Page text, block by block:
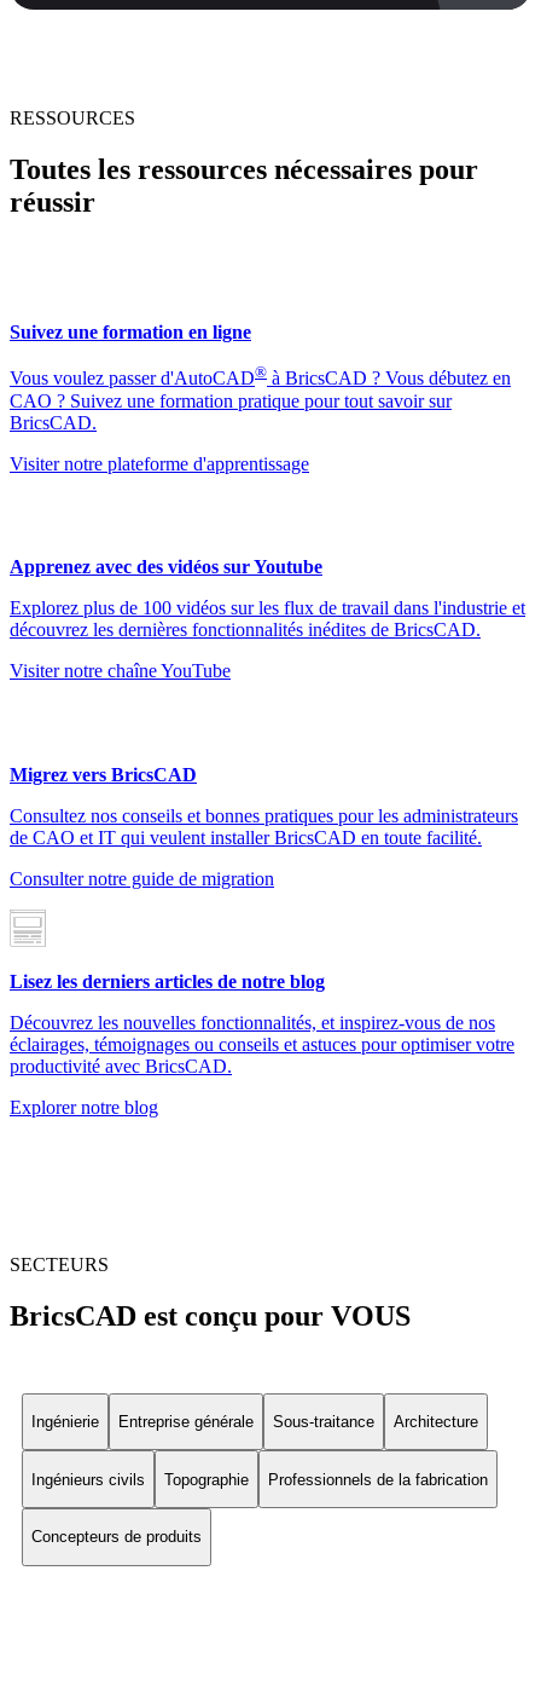
RESSOURCES
Toutes les ressources nécessaires pour
réussir
Suivez une formation en ligne
Vous voulez passer d'AutoCAD® à BricsCAD ? Vous débutez en
CAO ? Suivez une formation pratique pour tout savoir sur
BricsCAD.
Visiter notre plateforme d'apprentissage
Apprenez avec des vidéos sur Youtube
Explorez plus de 100 vidéos sur les flux de travail dans l'industrie et
découvrez les dernières fonctionnalités inédites de BricsCAD.
Visiter notre chaîne YouTube
Migrez vers BricsCAD
Consultez nos conseils et bonnes pratiques pour les administrateurs
de CAO et IT qui veulent installer BricsCAD en toute facilité.
Consulter notre guide de migration
Lisez les derniers articles de notre blog
Découvrez les nouvelles fonctionnalités, et inspirez-vous de nos
éclairages, témoignages ou conseils et astuces pour optimiser votre
productivité avec BricsCAD.
Explorer notre blog
SECTEURS
BricsCAD est conçu pour VOUS
Ingénierie Entreprise générale Sous-traitance Architecture
Ingénieurs civils Topographie Professionnels de la fabrication
Concepteurs de produits